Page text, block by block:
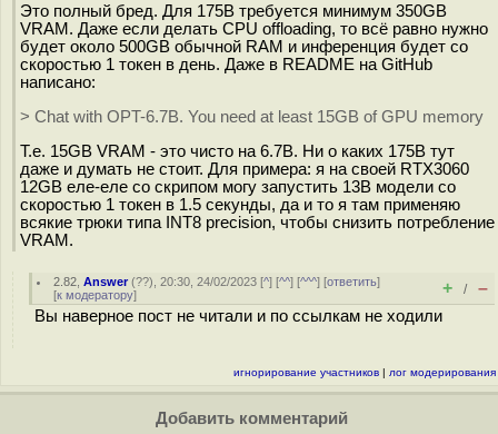
Это полный бред. Для 175B требуется минимум 350GB
VRAM. Даже если делать CPU offloading, то всё равно нужно
будет около 500GB обычной RAM и инференция будет со
скоростью 1 токен в день. Даже в README на GitHub
написано:
> Chat with OPT-6.7B. You need at least 15GB of GPU memory
Т.е. 15GB VRAM - это чисто на 6.7B. Ни о каких 175B тут
даже и думать не стоит. Для примера: я на своей RTX3060
12GB еле-еле со скрипом могу запустить 13B модели со
скоростью 1 токен в 1.5 секунды, да и то я там применяю
всякие трюки типа INT8 precision, чтобы снизить потребление
VRAM.
2.82 ,Answer(??), 20:30, 24/02/2023 [^] [^^] [^^^] [ответить]
[к модератору] + / –
Вы наверное пост не читали и по ссылкам не ходили
игнорирование участников | лог модерирования
Добавить комментарий